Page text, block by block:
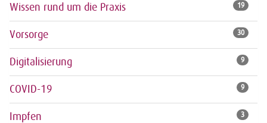
Wissen rund um die Praxis 19
Vorsorge 30
Digitalisierung 9
COVID-19 9
Impfen 3